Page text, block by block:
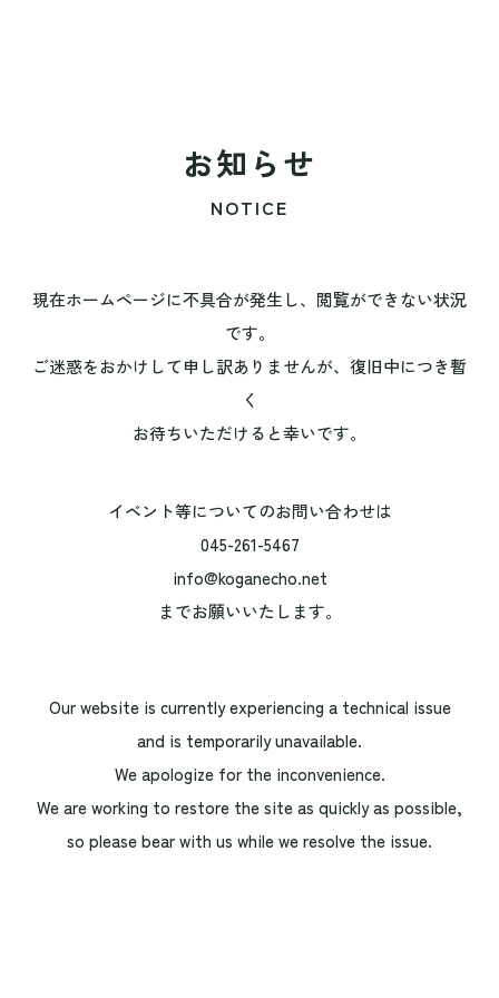
お知らせ
NOTICE
現在ホームページに不具合が発生し、閲覧ができない状況
です。
ご迷惑をおかけして申し訳ありませんが、復旧中につき暫
く
お待ちいただけると幸いです。
イベント等についてのお問い合わせは
045-261-5467
info@koganecho.net
までお願いいたします。
Our website is currently experiencing a technical issue
and is temporarily unavailable.
We apologize for the inconvenience.
We are working to restore the site as quickly as possible,
so please bear with us while we resolve the issue.